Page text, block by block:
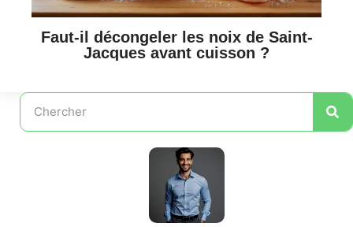
Faut-il décongeler les noix de Saint-
Jacques avant cuisson ?